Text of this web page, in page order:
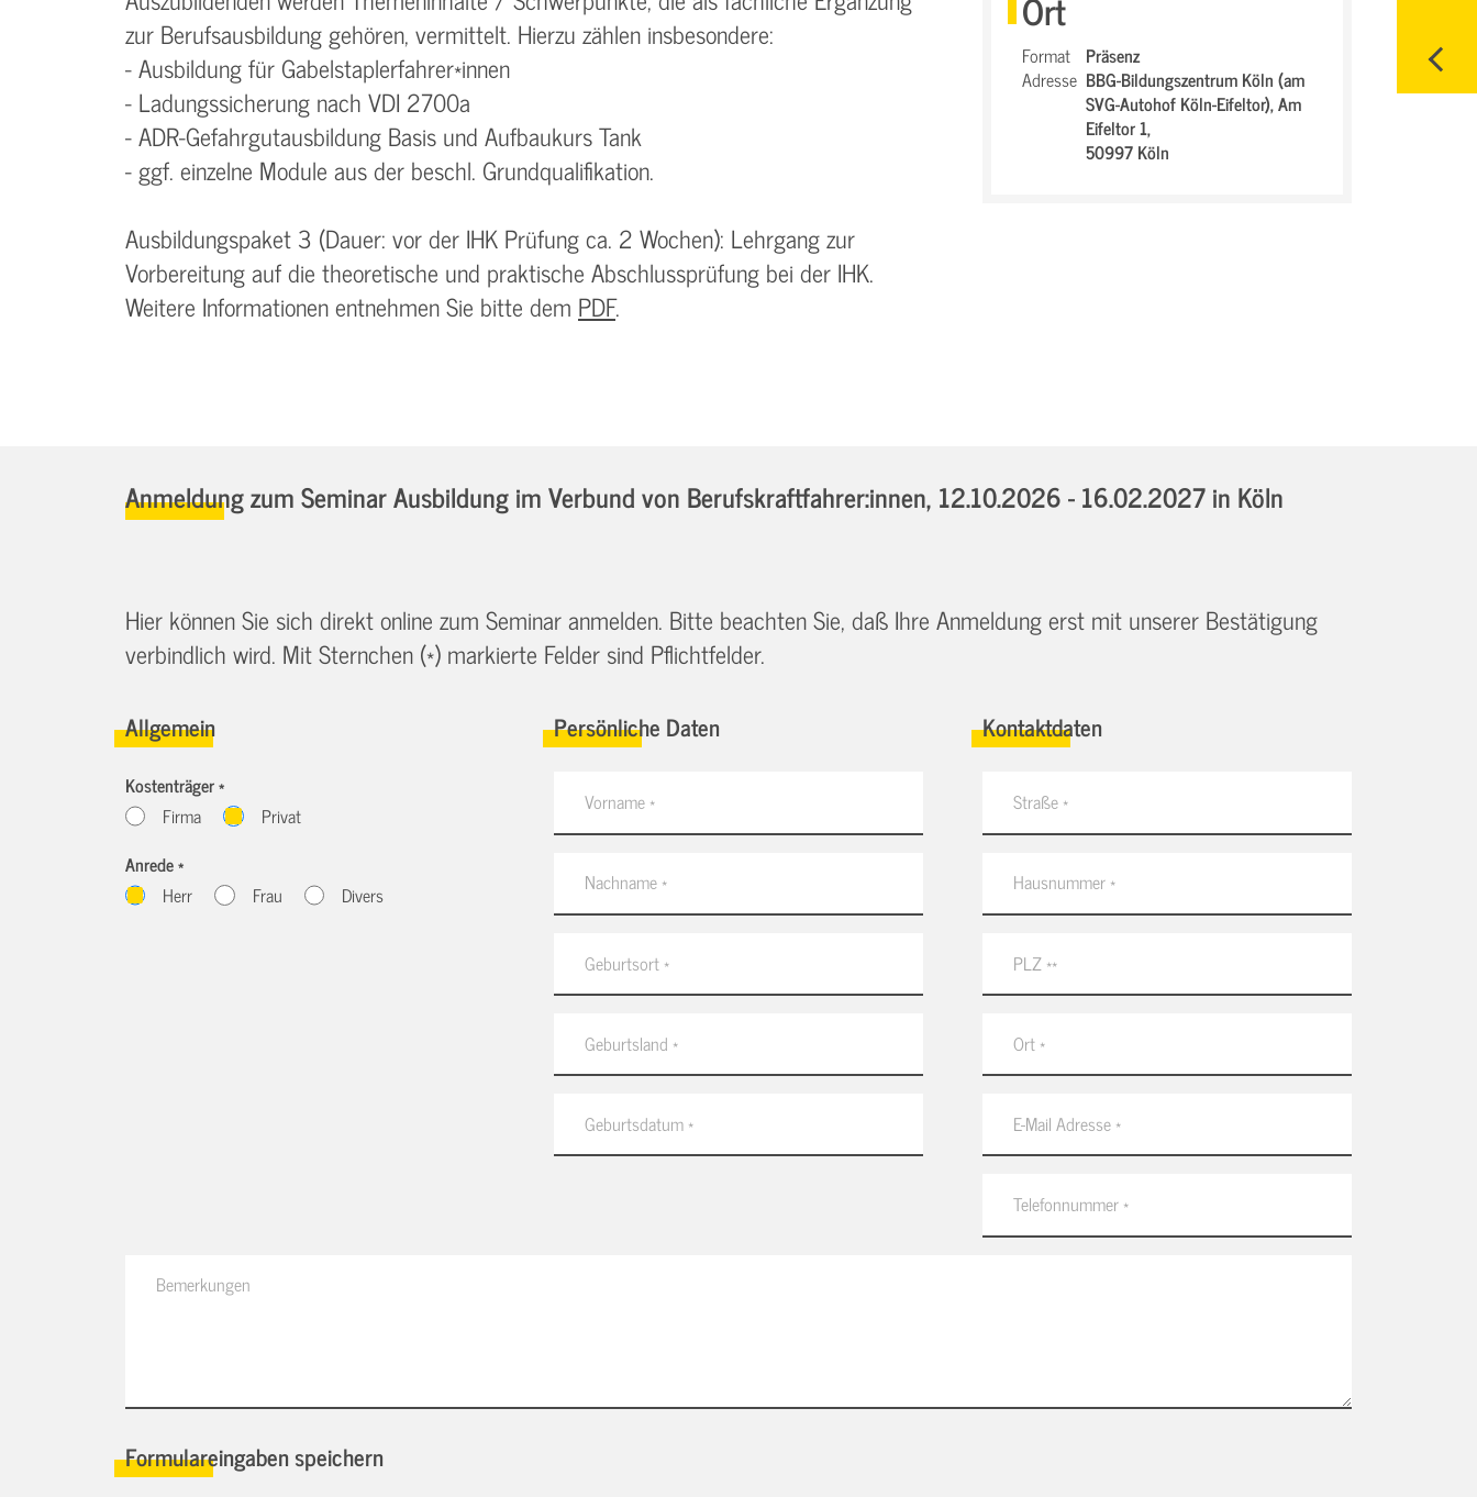
zur Berufsausbildung gehören, vermittelt. Hierzu zählen insbesondere:
- Ausbildung für Gabelstaplerfahrer*innen
- Ladungssicherung nach VDI 2700a
- ADR-Gefahrgutausbildung Basis und Aufbaukurs Tank
- ggf. einzelne Module aus der beschl. Grundqualifikation.
Ausbildungspaket 3 (Dauer: vor der IHK Prüfung ca. 2 Wochen): Lehrgang zur
Vorbereitung auf die theoretische und praktische Abschlussprüfung bei der IHK.
Weitere Informationen entnehmen Sie bitte dem PDF.
Format Präsenz
Adresse BBG-Bildungszentrum Köln (am
SVG-Autohof Köln-Eifeltor),Am
Eifeltor 1,
50997 Köln
Anmeldung zum Seminar Ausbildung im Verbund von Berufskraftfahrer:innen, 12.10.2026 - 16.02.2027in Köln
Hier können Sie sich direkt online zum Seminar anmelden. Bitte beachten Sie, daß Ihre Anmeldung erst mit unserer Bestätigung
verbindlich wird. Mit Sternchen (*) markierte Felder sind Pflichtfelder.
Allgemein
Kostenträger *
Firma
Privat
Anrede *
Herr
Frau Divers
Persönliche Daten Kontaktdaten
Formulareingaben speichern